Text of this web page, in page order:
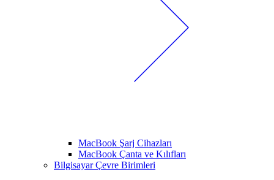
MacBook Şarj Cihazları
MacBook Çanta ve Kılıfları
Bilgisayar Çevre Birimleri